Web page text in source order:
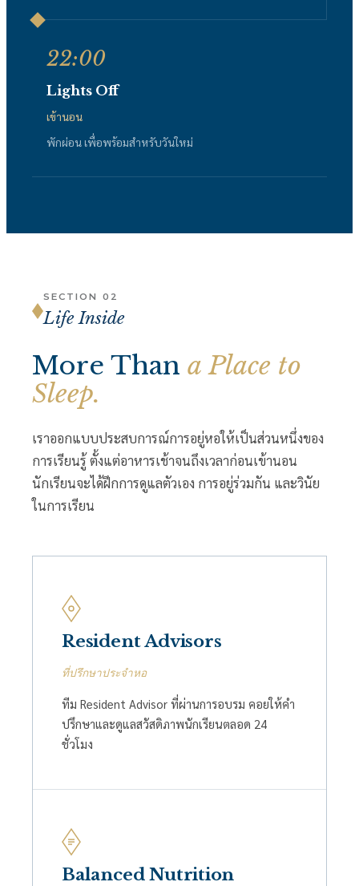
22:00
Lights Off
เข้านอน
พักผ่อน เพื่อพร้อมสำหรับวันใหม่
SECTION 02
Life Inside
More Than a Place to
Sleep.
เราออกแบบประสบการณ์การอยู่หอให้เป็นส่วนหนึ่งของ
การเรียนรู้ ตั้งแต่อาหารเช้าจนถึงเวลาก่อนเข้านอน
นักเรียนจะได้ฝึกการดูแลตัวเอง การอยู่ร่วมกัน และวินัย
ในการเรียน
Resident Advisors
ที่ปรึกษาประจำหอ
ทีม Resident Advisor ที่ผ่านการอบรม คอยให้คำ
ปรึกษาและดูแลสวัสดิภาพนักเรียนตลอด 24
ชั่วโมง
Balanced Nutrition